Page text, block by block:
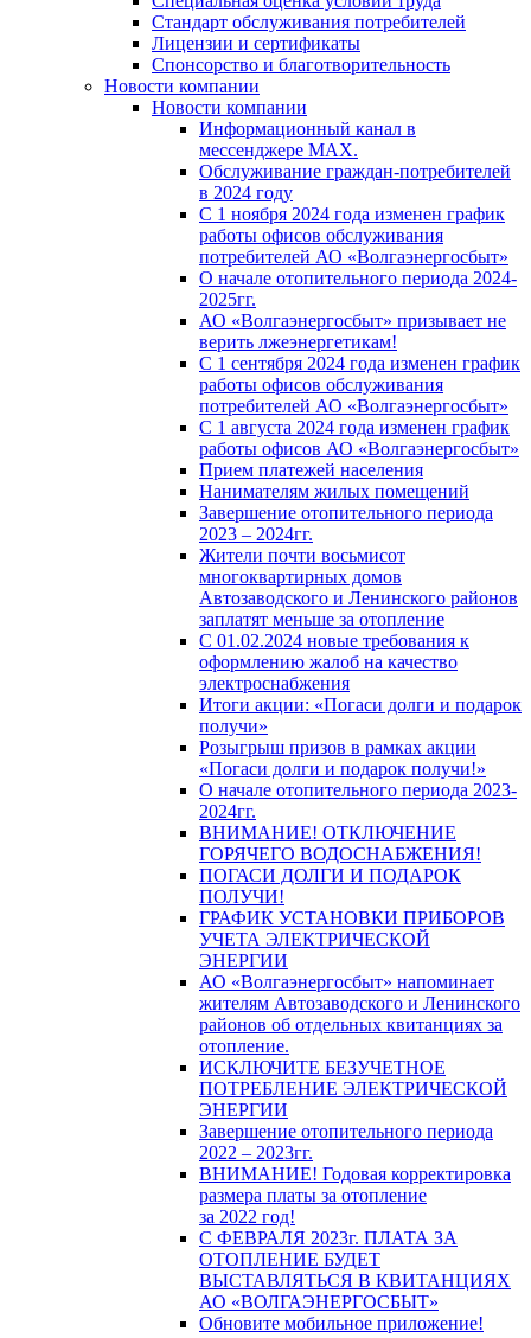
Стандарт обслуживания потребителей
Лицензии и сертификаты
Спонсорство и благотворительность
Новости компании
Новости компании
Информационный канал в
мессенджере MAX.
Обслуживание граждан-потребителей
в 2024 году
С 1 ноября 2024 года изменен график
работы офисов обслуживания
потребителей АО «Волгаэнергосбыт»
О начале отопительного периода 2024-
2025гг.
АО «Волгаэнергосбыт» призывает не
верить лжеэнергетикам!
С 1 сентября 2024 года изменен график
работы офисов обслуживания
потребителей АО «Волгаэнергосбыт»
С 1 августа 2024 года изменен график
работы офисов АО «Волгаэнергосбыт»
Прием платежей населения
Нанимателям жилых помещений
Завершение отопительного периода
2023 – 2024гг.
Жители почти восьмисот
многоквартирных домов
Автозаводского и Ленинского районов
заплатят меньше за отопление
С 01.02.2024 новые требования к
оформлению жалоб на качество
электроснабжения
Итоги акции: «Погаси долги и подарок
получи»
Розыгрыш призов в рамках акции
«Погаси долги и подарок получи!»
О начале отопительного периода 2023-
2024гг.
ВНИМАНИЕ! ОТКЛЮЧЕНИЕ
ГОРЯЧЕГО ВОДОСНАБЖЕНИЯ!
ПОГАСИ ДОЛГИ И ПОДАРОК
ПОЛУЧИ!
ГРАФИК УСТАНОВКИ ПРИБОРОВ
УЧЕТА ЭЛЕКТРИЧЕСКОЙ
ЭНЕРГИИ
АО «Волгаэнергосбыт» напоминает
жителям Автозаводского и Ленинского
районов об отдельных квитанциях за
отопление.
ИСКЛЮЧИТЕ БЕЗУЧЕТНОЕ
ПОТРЕБЛЕНИЕ ЭЛЕКТРИЧЕСКОЙ
ЭНЕРГИИ
Завершение отопительного периода
2022 – 2023гг.
ВНИМАНИЕ! Годовая корректировка
размера платы за отопление
за 2022 год!
С ФЕВРАЛЯ 2023г. ПЛАТА ЗА
ОТОПЛЕНИЕ БУДЕТ
ВЫСТАВЛЯТЬСЯ В КВИТАНЦИЯХ
АО «ВОЛГАЭНЕРГОСБЫТ»
Обновите мобильное приложение!